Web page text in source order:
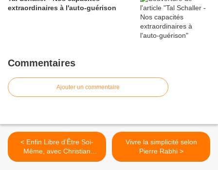
extraordinaires à l'auto-guérison
Commentaires
Ajouter un commentaire
< Enfin Libre d'Être Soi-
Même, avec Christian
Junod
Vivre la simplicité selon
Pierre Rabhi >